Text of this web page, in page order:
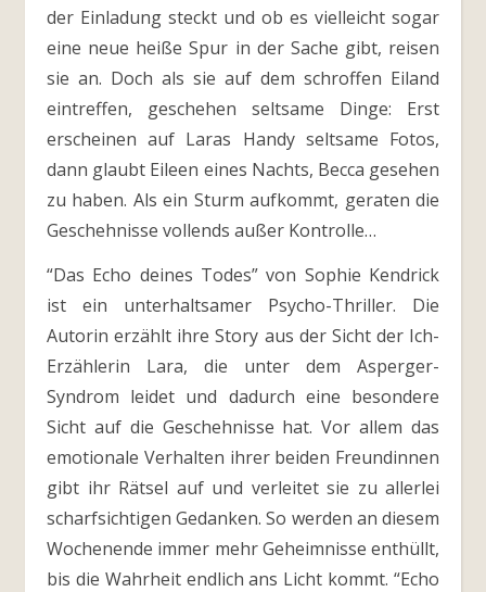
der Einladung steckt und ob es vielleicht sogar
eine neue heiße Spur in der Sache gibt, reisen
sie an. Doch als sie auf dem schroffen Eiland
eintreffen, geschehen seltsame Dinge: Erst
erscheinen auf Laras Handy seltsame Fotos,
dann glaubt Eileen eines Nachts, Becca gesehen
zu haben. Als ein Sturm aufkommt, geraten die
Geschehnisse vollends außer Kontrolle…
“Das Echo deines Todes” von Sophie Kendrick
ist ein unterhaltsamer Psycho-Thriller. Die
Autorin erzählt ihre Story aus der Sicht der Ich-
Erzählerin Lara, die unter dem Asperger-
Syndrom leidet und dadurch eine besondere
Sicht auf die Geschehnisse hat. Vor allem das
emotionale Verhalten ihrer beiden Freundinnen
gibt ihr Rätsel auf und verleitet sie zu allerlei
scharfsichtigen Gedanken. So werden an diesem
Wochenende immer mehr Geheimnisse enthüllt,
bis die Wahrheit endlich ans Licht kommt. “Echo